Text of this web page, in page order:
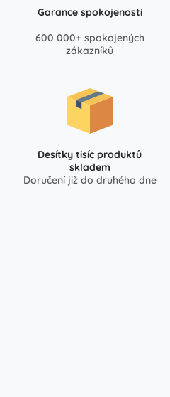
Garance spokojenosti
600 000+ spokojených
zákazníků
Desítky tisíc produktů
skladem
Doručení již do druhého dne